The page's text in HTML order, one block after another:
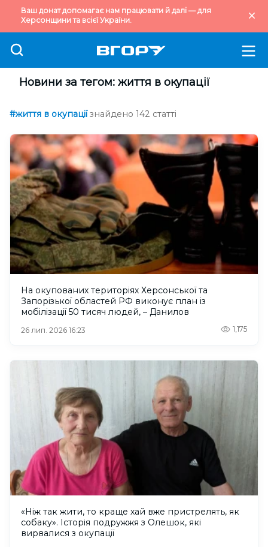
Ваш донат допомагає нам працювати й далі — для
Херсонщини та всієї України.
Новини за тегом: життя в окупації
#життя в окупації знайдено 142 статті
На окупованих територіях Херсонської та
Запорізької областей РФ виконує план із
мобілізації 50 тисяч людей, – Данилов
26 лип. 2026 16:23 1,175
«Ніж так жити, то краще хай вже пристрелять, як
собаку». Історія подружжя з Олешок, які
вирвалися з окупації